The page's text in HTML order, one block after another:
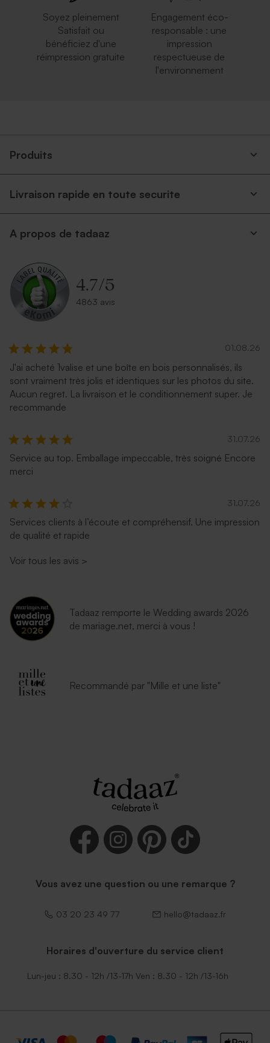
Magnifique enveloppe
carrée blanche
Enveloppe rose pâle Enveloppe naissance dorée
lavande
nuit
rectangulaire (14 x 12,5 cm)
Enveloppe fuchsia tendance Enveloppe bleu ciel
Enveloppe naissance
terracotta
Élegante enveloppe noire
Soyez pleinement
Satisfait ou
bénéficiez d'une
réimpression gratuite
Engagement éco-
responsable : une
impression
respectueuse de
l'environnement
Produits
Livraison rapide en toute securite
A propos de tadaaz
4.7/5
4863 avis
01.08.26
J'ai acheté 1valise et une boîte en bois personnalisés, ils
sont vraiment très jolis et identiques sur les photos du site.
Aucun regret. La livraison et le conditionnement super. Je
recommande
31.07.26
Service au top. Emballage impeccable, très soigné Encore
merci
31.07.26
Services clients à l’écoute et compréhensif. Une impression
de qualité et rapide
Voir tous les avis >
Tadaaz remporte le Wedding awards 2026
de mariage.net, merci à vous !
Recommandé par "Mille et une liste"
Vous avez une question ou une remarque ?
03 20 23 49 77 hello@tadaaz.fr
Horaires d'ouverture du service client
Lun-jeu : 8.30 - 12h /13-17h Ven : 8.30 - 12h /13-16h